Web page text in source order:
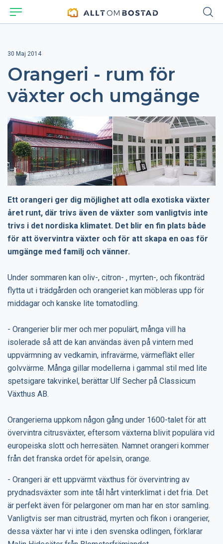
30 Maj 2014
Orangeri - rum för
växter och umgänge
Ett orangeri ger dig möjlighet att odla exotiska växter
året runt, där trivs även de växter som vanligtvis inte
trivs i det nordiska klimatet. Det blir en fin plats både
för att övervintra växter och för att skapa en oas för
umgänge med familj och vänner.
Under sommaren kan oliv-, citron- , myrten-, och fikonträd
flytta ut i trädgården och orangeriet kan möbleras upp för
middagar och kanske lite tomatodling.
- Orangerier blir mer och mer populärt, många vill ha
isolerade så att de kan användas även på vintern med
uppvärmning av vedkamin, infravärme, värmefläkt eller
golvvärme. Många gillar modellerna i gammal stil med lite
spetsigare takvinkel, berättar Ulf Secher på Classicum
Växthus AB.
Orangerierna uppkom någon gång under 1600-talet för att
övervintra citrusväxter, eftersom växterna blivit populära vid
europeiska slott och herresäten. Namnet orangeri kommer
från det franska ordet för apelsin, orange.
- Orangeri är ett uppvärmt växthus för övervintring av
prydnadsväxter som inte tål hårt vinterklimat i det fria. Det
är perfekt även för pelargoner om man har en stor samling.
Vanligtvis ser man citrusträd, myrten och fikon i orangerier,
dessa växter har vi inte i den svenska odlingen, förklarar